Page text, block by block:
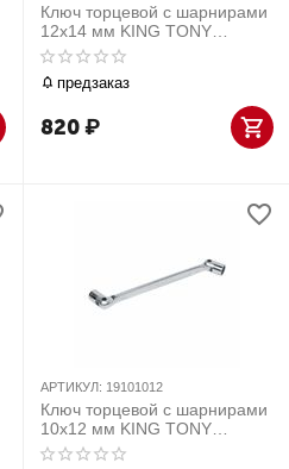
Ключ торцевой с шарнирами
12x14 мм KING TONY
19101214
предзаказ
820₽
АРТИКУЛ: 19101012
Ключ торцевой с шарнирами
10x12 мм KING TONY
19101012